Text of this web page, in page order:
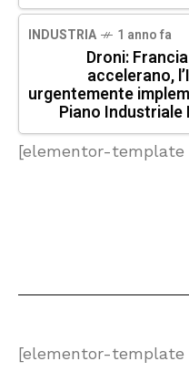
INDUSTRIA 1 anno fa
Droni:
accelerano,
urgentemente
Piano Industriale
[elementor-template
[elementor-template